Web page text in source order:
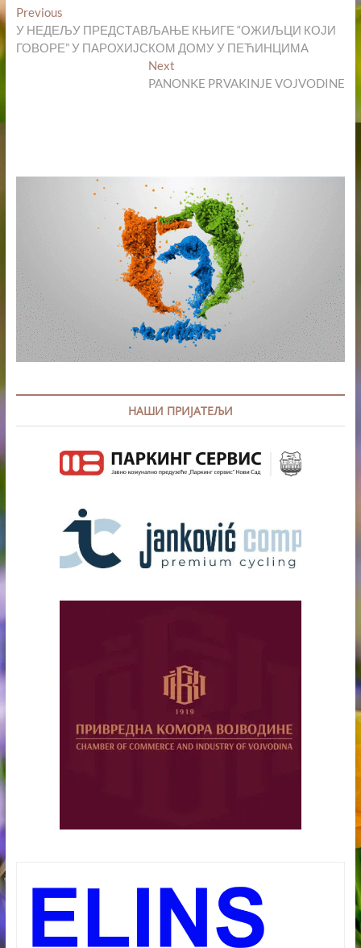
Кретање
чланка
PreviousPrevious
post:
У НЕДЕЉУ ПРЕДСТАВЉАЊЕ КЊИГЕ “ОЖИЉЦИ КОЈИ
ГОВОРЕ” У ПАРОХИЈСКОМ ДОМУ У ПЕЋИНЦИМА
Next
post:
PANONKE PRVAKINJE VOJVODINE
НАШИ ПРИЈАТЕЉИ